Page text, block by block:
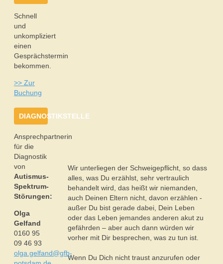
Wir unterliegen der Schweigepflicht, so dass
alles, was Du erzählst, sehr vertraulich
behandelt wird, das heißt wir niemanden,
auch Deinen Eltern nicht, davon erzählen -
außer Du bist gerade dabei, Dein Leben
oder das Leben jemandes anderen akut zu
gefährden – aber auch dann würden wir
vorher mit Dir besprechen, was zu tun ist.
Wenn Du Dich nicht traust anzurufen oder
Schnell
und
unkompliziert
einen
Gesprächstermin
bekommen.
>> Zur
Buchung
DIAGNOSTIKSTELLE
Ansprechpartnerin
für die
Diagnostik
von
Autismus-
Spektrum-
Störungen:
Olga
Gelfand
0160 95
09 46 93
olga.gelfand@gfb-